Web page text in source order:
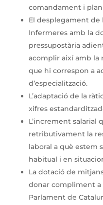
comandament i
El desplegament de
Infermeres amb la
pressupostària
acomplir així amb la
que hi correspon a
d’especialització.
L’adaptació de la
xifres
L’increment salarial
retributivament la
laboral a què estem
habitual i en
La dotació de
donar compliment a
Parlament de